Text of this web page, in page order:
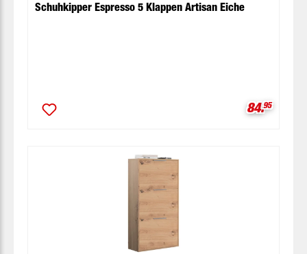
Schuhkipper Espresso 5 Klappen Artisan Eiche
84.95